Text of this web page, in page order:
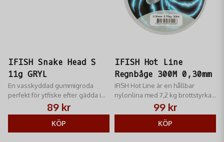
IFISH Snake Head S
11g GRYL
En vasskyddad gummigroda
perfekt för ytfiske efter gädda i
tuff vegetation.89 kr
KÖP
IFISH Hot Line
Regnbåge 300M 0,30mm
IFISH Hot Line är en hållbar
nylonlina med 7,2 kg brottstyrka,
perfekt för öringfiske.
99 kr
KÖP